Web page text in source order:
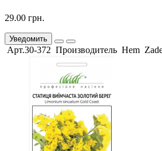
29.00 грн.
Уведомить
Арт.30-372 Производитель Hem